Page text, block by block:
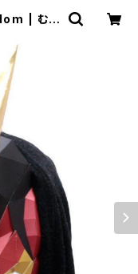
| むに